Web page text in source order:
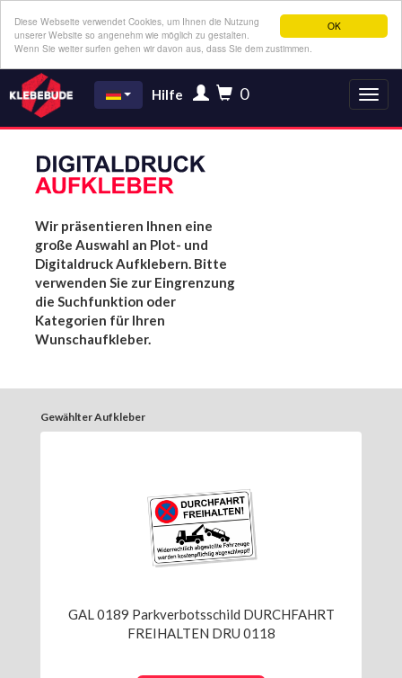
OK
Diese Webseite verwendet Cookies, um Ihnen die Nutzung
unserer Website so angenehm wie möglich zu gestalten.
Wenn Sie weiter surfen gehen wir davon aus, dass Sie dem zustimmen.
Hilfe 0
Wir präsentieren Ihnen eine
große Auswahl an Plot- und
Digitaldruck Aufklebern. Bitte
verwenden Sie zur Eingrenzung
die Suchfunktion oder
Kategorien für Ihren
Wunschaufkleber.
Gewählter Aufkleber
GAL 0189 Parkverbotsschild DURCHFAHRT
FREIHALTEN DRU 0118